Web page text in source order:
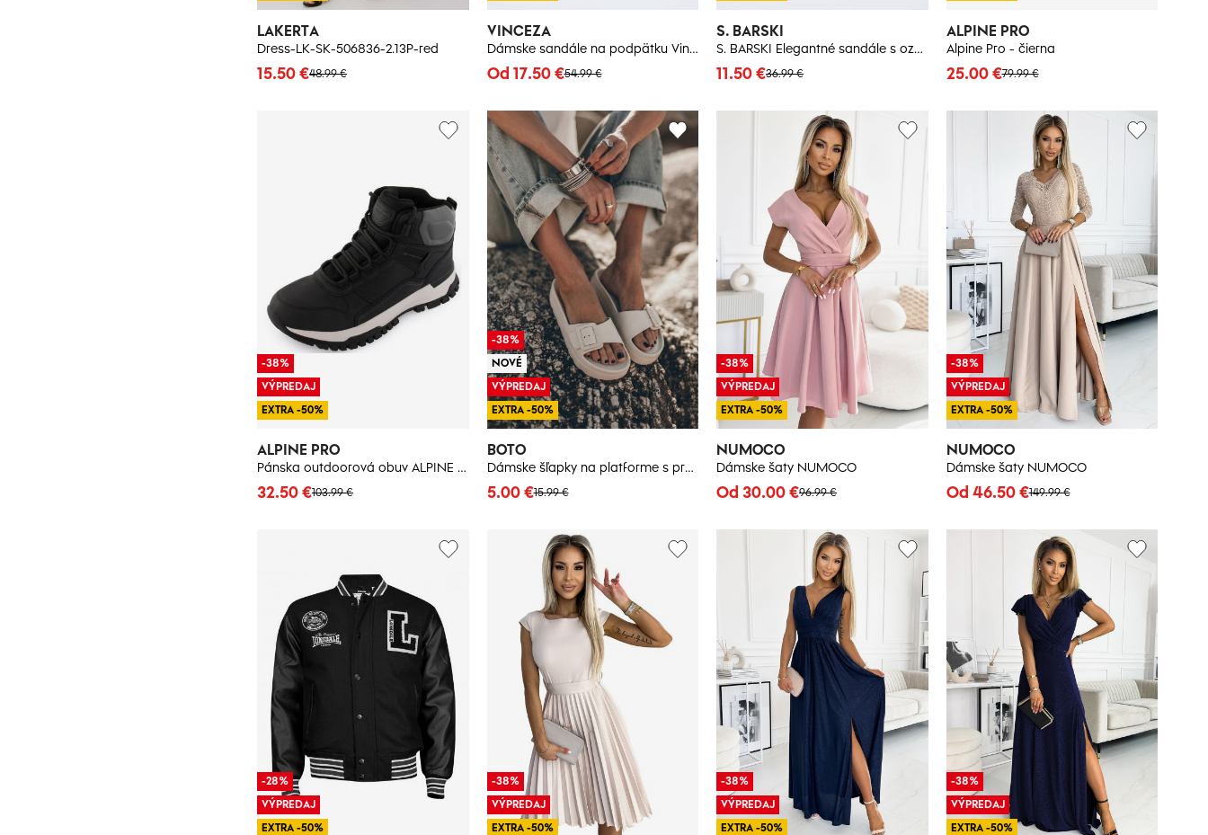
LAKERTA
Dress-LK-SK-506836-2.13P-red
48.99 €
15.50 €
VINCEZA
Dámske sandále na podpätku Vinceza
54.99 €
Od 17.50 €
S. BARSKI
S. BARSKI Elegantné sandále s ozdobou na plochom podpätku S.Barski
36.99 €
11.50 €
ALPINE PRO
Alpine Pro - čierna
79.99 €
25.00 €
ALPINE PRO
Pánska outdoorová obuv ALPINE PRO CASSIAR
103.99 €
32.50 €
-38%
VÝPREDAJ
EXTRA -50%
BOTO
Dámske šľapky na platforme s prackou, béžovo-karamelové
15.99 €
5.00 €
-38%
NOVÉ
VÝPREDAJ
EXTRA -50%
NUMOCO
Dámske šaty NUMOCO
96.99 €
Od 30.00 €
-38%
VÝPREDAJ
EXTRA -50%
NUMOCO
Dámske šaty NUMOCO
149.99 €
Od 46.50 €
-38%
VÝPREDAJ
EXTRA -50%
-28%
VÝPREDAJ
EXTRA -50%
-38%
VÝPREDAJ
EXTRA -50%
-38%
VÝPREDAJ
EXTRA -50%
-38%
VÝPREDAJ
EXTRA -50%